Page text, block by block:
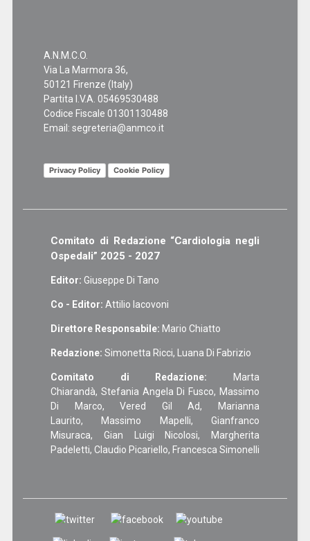
A.N.M.C.O.
Via La Marmora 36,
50121 Firenze (Italy)
Partita I.V.A. 05469530488
Codice Fiscale 01301130488
Email: segreteria@anmco.it
Privacy Policy Cookie Policy
Comitato di Redazione “Cardiologia negli
Ospedali” 2025 - 2027
Editor: Giuseppe Di Tano
Co - Editor: Attilio Iacovoni
Direttore Responsabile: Mario Chiatto
Redazione: Simonetta Ricci, Luana Di Fabrizio
Comitato di Redazione: Marta
Chiarandà, Stefania Angela Di Fusco, Massimo
Di Marco, Vered Gil Ad, Marianna
Laurito, Massimo Mapelli, Gianfranco
Misuraca, Gian Luigi Nicolosi, Margherita
Padeletti, Claudio Picariello, Francesca Simonelli